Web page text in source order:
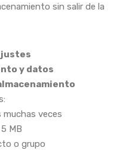
sin salir de la
y datos
muchas veces
MB
o grupo